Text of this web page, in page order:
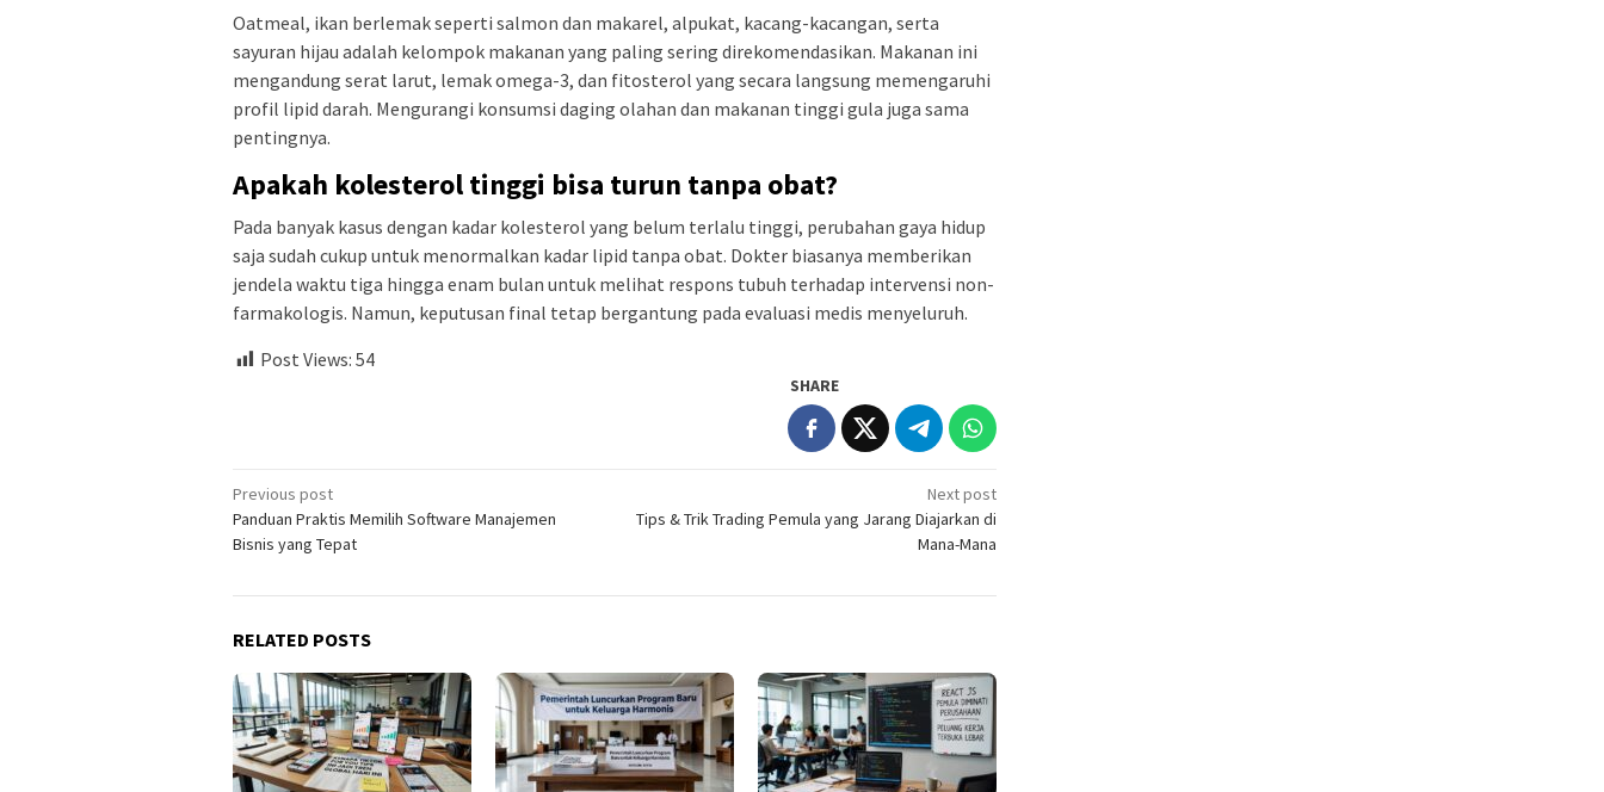
Oatmeal, ikan berlemak seperti salmon dan makarel, alpukat, kacang-kacangan, serta
sayuran hijau adalah kelompok makanan yang paling sering direkomendasikan. Makanan ini
mengandung serat larut, lemak omega-3, dan fitosterol yang secara langsung memengaruhi
profil lipid darah. Mengurangi konsumsi daging olahan dan makanan tinggi gula juga sama
pentingnya.
Apakah kolesterol tinggi bisa turun tanpa obat?
Pada banyak kasus dengan kadar kolesterol yang belum terlalu tinggi, perubahan gaya hidup
saja sudah cukup untuk menormalkan kadar lipid tanpa obat. Dokter biasanya memberikan
jendela waktu tiga hingga enam bulan untuk melihat respons tubuh terhadap intervensi non-
farmakologis. Namun, keputusan final tetap bergantung pada evaluasi medis menyeluruh.
Post Views: 54
SHARE
Post
navigation
Previous post
Panduan Praktis Memilih Software Manajemen
Bisnis yang Tepat
Next post
Tips & Trik Trading Pemula yang Jarang Diajarkan di
Mana-Mana
RELATED POSTS